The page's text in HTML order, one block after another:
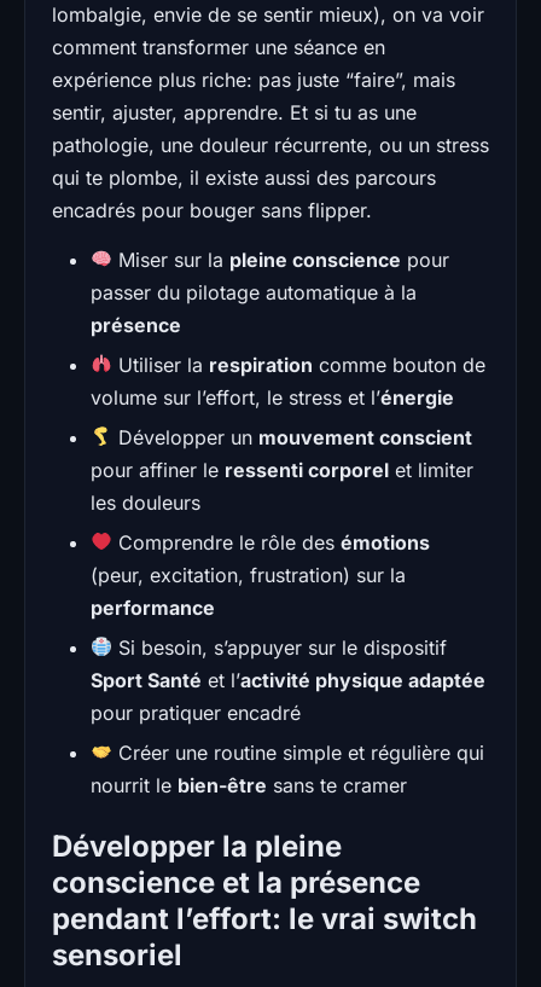
lombalgie, envie de se sentir mieux), on va voir
comment transformer une séance en
expérience plus riche: pas juste “faire”, mais
sentir, ajuster, apprendre. Et si tu as une
pathologie, une douleur récurrente, ou un stress
qui te plombe, il existe aussi des parcours
encadrés pour bouger sans flipper.
Miser sur la pleine conscience pour
passer du pilotage automatique à la
présence
Utiliser la respiration comme bouton de
volume sur l’effort, le stress et l’énergie
Développer un mouvement conscient
pour affiner le ressenti corporel et limiter
les douleurs
Comprendre le rôle desémotions
(peur, excitation, frustration) sur la
performance
Si besoin, s’appuyer sur le dispositif
Sport Santé et l’activité physique adaptée
pour pratiquer encadré
Créer une routine simple et régulière qui
nourrit le bien-être sans te cramer
Développer la pleine
conscience et la présence
pendant l’effort: le vrai switch
sensoriel